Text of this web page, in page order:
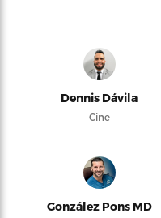
Dennis Dávila
Cine
González Pons MD